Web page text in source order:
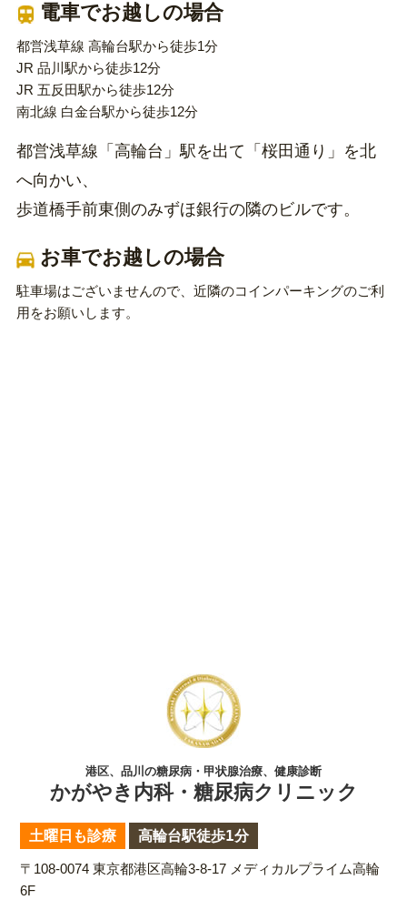
電車でお越しの場合
都営浅草線 高輪台駅から徒歩1分
JR 品川駅から徒歩12分
JR 五反田駅から徒歩12分
南北線 白金台駅から徒歩12分
都営浅草線「高輪台」駅を出て「桜田通り」を北
へ向かい、
歩道橋手前東側のみずほ銀行の隣のビルです。
お車でお越しの場合
駐車場はございませんので、近隣のコインパーキングのご利
用をお願いします。
港区、品川の糖尿病・甲状腺治療、健康診断
かがやき内科・糖尿病クリニック
土曜日も診療 高輪台駅徒歩1分
〒108-0074 東京都港区高輪3-8-17 メディカルプライム高輪
6F